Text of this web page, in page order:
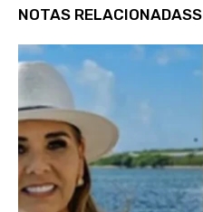
NOTAS RELACIONADASS